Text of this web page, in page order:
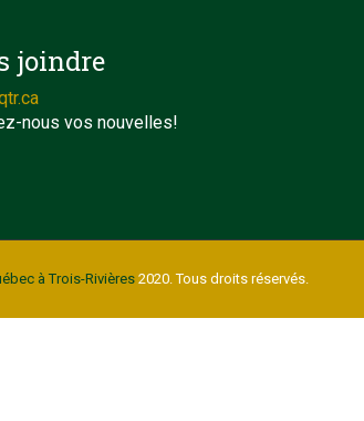
joindre
nous vos nouvelles!
à Trois-Rivières2020. Tous droits réservés.